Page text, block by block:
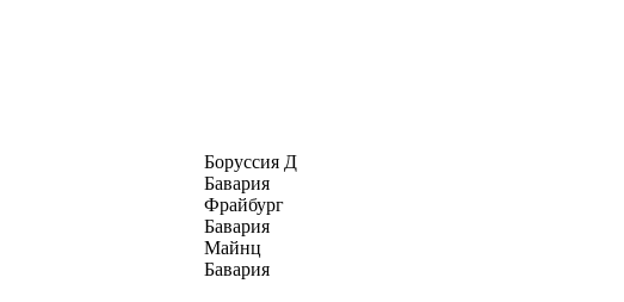
Боруссия Д
Бавария
Фрайбург
Бавария
Майнц
Бавария